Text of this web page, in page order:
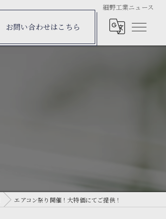
細野工業ニュース
お問い合わせはこちら
エアコン祭り開催！大特価にてご提供！